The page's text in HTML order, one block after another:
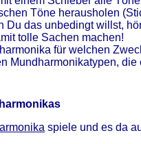
Töne herausholen
Du das unbedingt willst,
tolle Sachen machen!
für welchen
Mundharmonikatypen,
spiele und es da